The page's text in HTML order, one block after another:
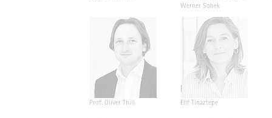
Werner Sobek
Prof. Oliver Thill Elif Tinaztepe